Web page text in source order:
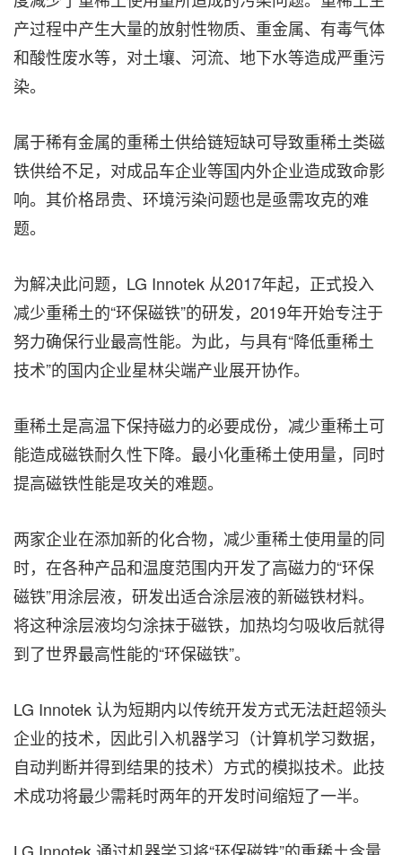
产过程中产生大量的放射性物质、重金属、有毒气体
和酸性废水等，对土壤、河流、地下水等造成严重污
染。
属于稀有金属的重稀土供给链短缺可导致重稀土类磁
铁供给不足，对成品车企业等国内外企业造成致命影
响。其价格昂贵、环境污染问题也是亟需攻克的难
题。
为解决此问题，LG Innotek 从2017年起，正式投入
减少重稀土的“环保磁铁”的研发，2019年开始专注于
努力确保行业最高性能。为此，与具有“降低重稀土
技术”的国内企业星林尖端产业展开协作。
重稀土是高温下保持磁力的必要成份，减少重稀土可
能造成磁铁耐久性下降。最小化重稀土使用量，同时
提高磁铁性能是攻关的难题。
两家企业在添加新的化合物，减少重稀土使用量的同
时，在各种产品和温度范围内开发了高磁力的“环保
磁铁”用涂层液，研发出适合涂层液的新磁铁材料。
将这种涂层液均匀涂抹于磁铁，加热均匀吸收后就得
到了世界最高性能的“环保磁铁”。
LG Innotek 认为短期内以传统开发方式无法赶超领头
企业的技术，因此引入机器学习（计算机学习数据，
自动判断并得到结果的技术）方式的模拟技术。此技
术成功将最少需耗时两年的开发时间缩短了一半。
LG Innotek 通过机器学习将“环保磁铁”的重稀土含量